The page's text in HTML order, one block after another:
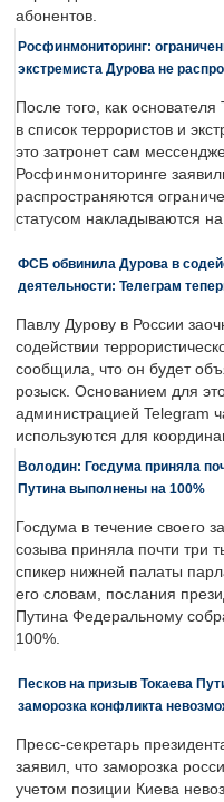
абонентов.
Росфинмониторинг:
экстремиста Дурова не
После того, как
в список террористов и
это затронет сам
Росфинмониторинге
распространяются
статусом накладываются
ФСБ обвинила Дурова в
деятельности: Телеграм
Павлу Дурову в России
содействии
сообщила, что он будет
розыск. Основанием для
администрацией Telegram
используются для
Володин: Госдума приняла
Путина выполнены на 100%
Госдума в течение своего
созыва приняла почти три
спикер нижней палаты
его словам, послания
Путина Федеральному
100%.
Песков на призыв Токаева
заморозка конфликта
Пресс-секретарь
заявил, что заморозка
учетом позиции Киева